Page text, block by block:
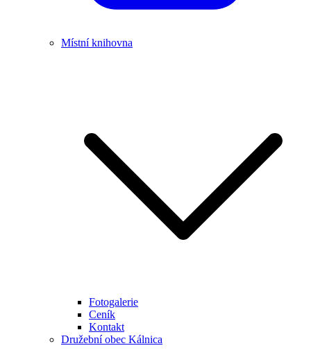
Místní knihovna
Fotogalerie
Ceník
Kontakt
Družební obec Kálnica